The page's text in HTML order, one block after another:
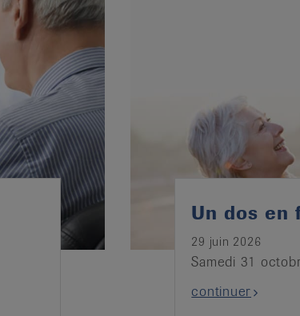
Un dos en
29 juin 2026
Samedi 31
continuer